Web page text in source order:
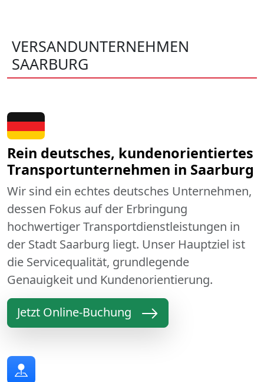
VERSANDUNTERNEHMEN
SAARBURG
Rein deutsches, kundenorientiertes
Transportunternehmen in Saarburg
Wir sind ein echtes deutsches Unternehmen,
dessen Fokus auf der Erbringung
hochwertiger Transportdienstleistungen in
der Stadt Saarburg liegt. Unser Hauptziel ist
die Servicequalität, grundlegende
Genauigkeit und Kundenorientierung.
Jetzt Online-Buchung